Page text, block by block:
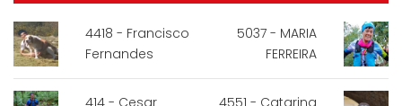
4418 - Francisco
Fernandes
414 - Cesar
5037 - MARIA
FERREIRA
4551 - Catarina